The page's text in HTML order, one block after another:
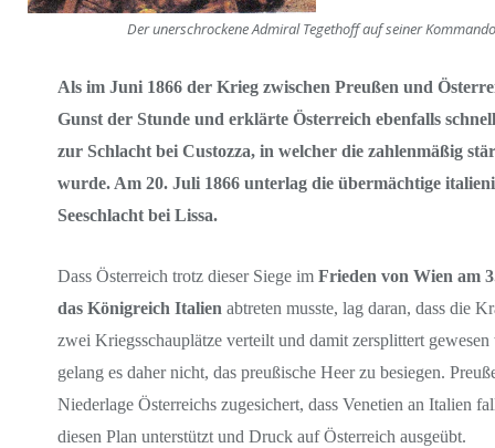
Der unerschrockene Admiral Tegethoff auf seiner
Als im Juni 1866 der Krieg zwischen Preußen und
Gunst der Stunde und erklärte Österreich ebenfalls
zur Schlacht bei Custozza, in welcher die zahlenmäßig
wurde. Am 20. Juli 1866 unterlag die übermächtige
Seeschlacht bei Lissa.
Dass Österreich trotz dieser Siege imFrieden von Wien am
das Königreich Italien abtreten musste, lag daran, dass die
zwei Kriegsschauplätze verteilt und damit zersplittert
gelang es daher nicht, das preußische Heer zu besiegen.
Niederlage Österreichs zugesichert, dass Venetien an Italien
diesen Plan unterstützt und Druck auf Österreich ausgeübt.